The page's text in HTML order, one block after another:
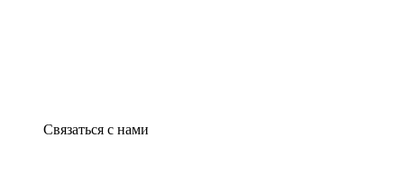
Связаться с нами